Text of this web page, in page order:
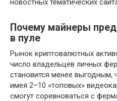
новостных тематических
Почему майнеры
в пуле
Рынок криптовалютных
число владельцев личных
становится менее
имея 2–10 «топовых»
смогут соревноваться с